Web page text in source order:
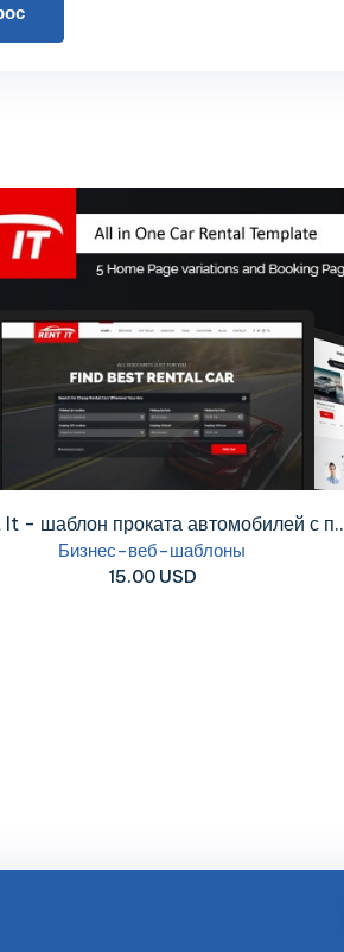
It - шаблон проката автомобилей с п..
Бизнес-веб-шаблоны
15.00 USD